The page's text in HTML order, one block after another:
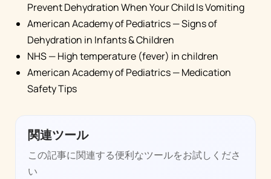
Prevent Dehydration When Your Child Is Vomiting
American Academy of Pediatrics — Signs of
Dehydration in Infants & Children
NHS — High temperature (fever) in children
American Academy of Pediatrics — Medication
Safety Tips
関連ツール
この記事に関連する便利なツールをお試しくださ
い